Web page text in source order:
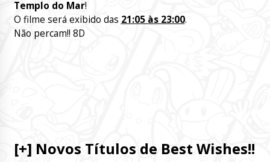
Templo do Mar!
O filme será exibido das 21:05 às 23:00.
Não percam!! 8D
[+] Novos Títulos de Best Wishes!!